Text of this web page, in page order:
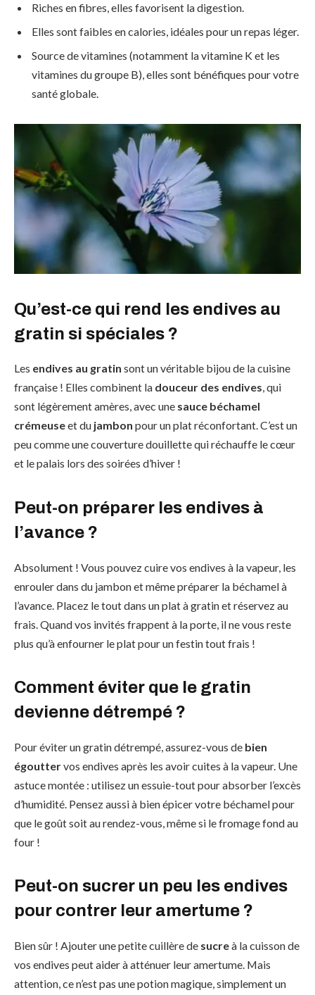
Riches en fibres, elles favorisent la digestion.
Elles sont faibles en calories, idéales pour un repas léger.
Source de vitamines (notamment la vitamine K et les
vitamines du groupe B), elles sont bénéfiques pour votre
santé globale.
Qu’est-ce qui rend les endives au
gratin si spéciales ?
Les endives au gratin sont un véritable bijou de la cuisine
française ! Elles combinent la douceur des endives, qui
sont légèrement amères, avec une sauce béchamel
crémeuseet du jambon pour un plat réconfortant. C’est un
peu comme une couverture douillette qui réchauffe le cœur
et le palais lors des soirées d’hiver !
Peut-on préparer les endives à
l’avance ?
Absolument ! Vous pouvez cuire vos endives à la vapeur, les
enrouler dans du jambon et même préparer la béchamel à
l’avance. Placez le tout dans un plat à gratin et réservez au
frais. Quand vos invités frappent à la porte, il ne vous reste
plus qu’à enfourner le plat pour un festin tout frais !
Comment éviter que le gratin
devienne détrempé ?
Pour éviter un gratin détrempé, assurez-vous de bien
égouttervos endives après les avoir cuites à la vapeur. Une
astuce montée : utilisez un essuie-tout pour absorber l’excès
d’humidité. Pensez aussi à bien épicer votre béchamel pour
que le goût soit au rendez-vous, même si le fromage fond au
four !
Peut-on sucrer un peu les endives
pour contrer leur amertume ?
Bien sûr ! Ajouter une petite cuillère de sucreà la cuisson de
vos endives peut aider à atténuer leur amertume. Mais
attention, ce n’est pas une potion magique, simplement un